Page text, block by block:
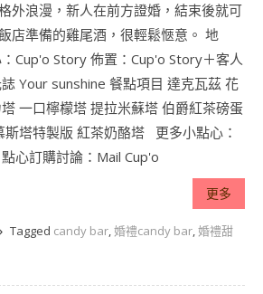
外浪漫，新人在前方證婚，結束後就可
店準備的雞尾酒，很輕鬆愜意。 地
Cup'o Story 佈置：Cup'o Story＋客人
Your sunshine 餐點項目 達克瓦茲 花
一口檸檬塔 提拉米蘇塔 伯爵紅茶磅蛋
斯塔特製版 紅茶奶酪塔 更多小點心：
心訂購討論：Mail Cup'o
更多
Tagged candy bar,婚禮candy bar,婚禮甜